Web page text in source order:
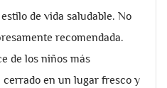
de vida saludable. No
recomendada.
de los niños más
en un lugar fresco y